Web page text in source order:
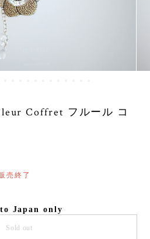
Coffret フルール コ
売終了
Japan only
Sold out